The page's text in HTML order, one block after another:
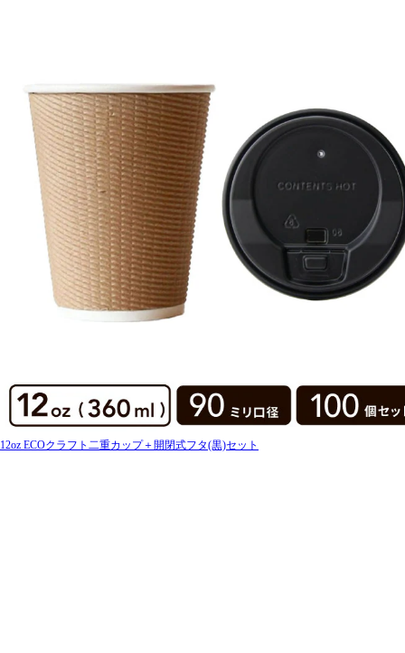
12oz ECOクラフト二重カップ＋開閉式フタ(黒)セット